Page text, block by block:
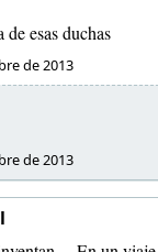
esas duchas
de 2013
de 2013